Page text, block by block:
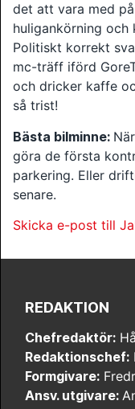
det att vara med
huligankörning och
Politiskt korrekt
mc-träff iförd
och dricker kaffe
så trist!
Bästa bilminne:
göra de första
parkering. Eller
senare.
Skicka e-post till
REDAKTION
Chefredaktör:
Redaktionschef:
Formgivare:
Ansv. utgivare: